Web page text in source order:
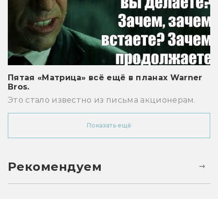
Пятая «Матрица» всё ещё в планах Warner
Bros.
Это стало известно из письма акционерам.
Показать ещё
Рекомендуем